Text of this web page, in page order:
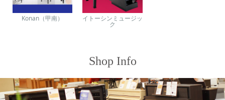
Konan（甲南） イトーシンミュージッ
ク
Shop Info